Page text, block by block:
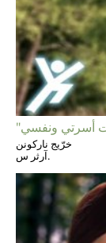
خرّيج ناركونن
آرثر س.